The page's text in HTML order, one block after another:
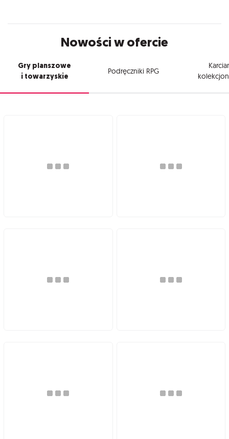
Nowości w ofercie
Gry planszowe
i towarzyskie
Podręczniki RPG